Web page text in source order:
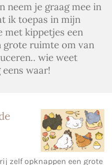
neem je graag mee in
ik toepas in mijn
met kippetjes een
grote ruimte om van
wie weet
waar!
zelf opknappen een grote